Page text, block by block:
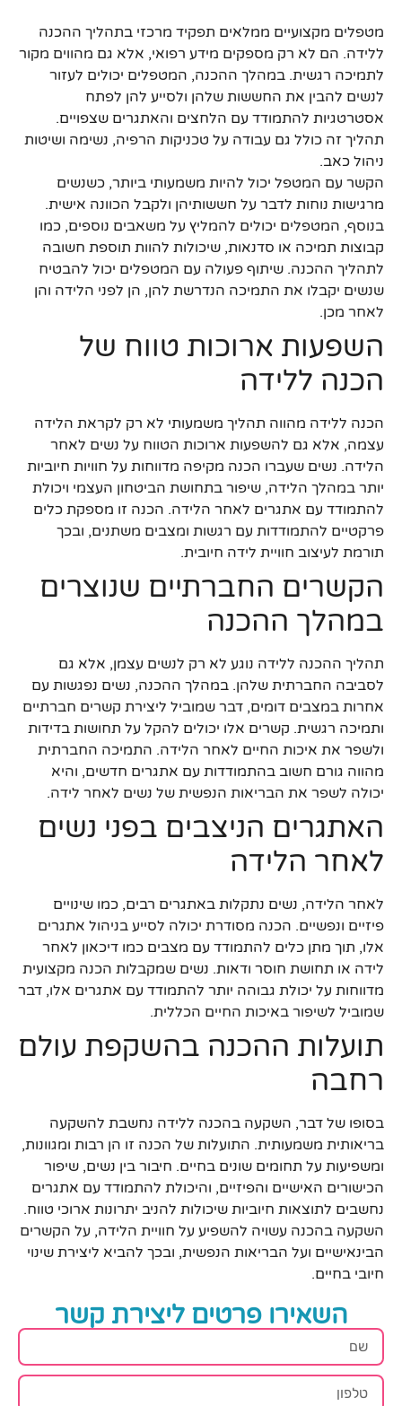
מטפלים מקצועיים ממלאים תפקיד מרכזי בתהליך ההכנה
ללידה. הם לא רק מספקים מידע רפואי, אלא גם מהווים מקור
לתמיכה רגשית. במהלך ההכנה, המטפלים יכולים לעזור
לנשים להבין את החששות שלהן ולסייע להן לפתח
אסטרטגיות להתמודד עם הלחצים והאתגרים שצפויים.
תהליך זה כולל גם עבודה על טכניקות הרפיה, נשימה ושיטות
ניהול כאב.
הקשר עם המטפל יכול להיות משמעותי ביותר, כשנשים
מרגישות נוחות לדבר על חששותיהן ולקבל הכוונה אישית.
בנוסף, המטפלים יכולים להמליץ על משאבים נוספים, כמו
קבוצות תמיכה או סדנאות, שיכולות להוות תוספת חשובה
לתהליך ההכנה. שיתוף פעולה עם המטפלים יכול להבטיח
שנשים יקבלו את התמיכה הנדרשת להן, הן לפני הלידה והן
לאחר מכן.
השפעות ארוכות טווח של
הכנה ללידה
הכנה ללידה מהווה תהליך משמעותי לא רק לקראת הלידה
עצמה, אלא גם להשפעות ארוכות הטווח על נשים לאחר
הלידה. נשים שעברו הכנה מקיפה מדווחות על חוויות חיוביות
יותר במהלך הלידה, שיפור בתחושת הביטחון העצמי ויכולת
להתמודד עם אתגרים לאחר הלידה. הכנה זו מספקת כלים
פרקטיים להתמודדות עם רגשות ומצבים משתנים, ובכך
תורמת לעיצוב חוויית לידה חיובית.
הקשרים החברתיים שנוצרים
במהלך ההכנה
תהליך ההכנה ללידה נוגע לא רק לנשים עצמן, אלא גם
לסביבה החברתית שלהן. במהלך ההכנה, נשים נפגשות עם
אחרות במצבים דומים, דבר שמוביל ליצירת קשרים חברתיים
ותמיכה רגשית. קשרים אלו יכולים להקל על תחושות בדידות
ולשפר את איכות החיים לאחר הלידה. התמיכה החברתית
מהווה גורם חשוב בהתמודדות עם אתגרים חדשים, והיא
יכולה לשפר את הבריאות הנפשית של נשים לאחר לידה.
האתגרים הניצבים בפני נשים
לאחר הלידה
לאחר הלידה, נשים נתקלות באתגרים רבים, כמו שינויים
פיזיים ונפשיים. הכנה מסודרת יכולה לסייע בניהול אתגרים
אלו, תוך מתן כלים להתמודד עם מצבים כמו דיכאון לאחר
לידה או תחושת חוסר ודאות. נשים שמקבלות הכנה מקצועית
מדווחות על יכולת גבוהה יותר להתמודד עם אתגרים אלו, דבר
שמוביל לשיפור באיכות החיים הכללית.
תועלות ההכנה בהשקפת עולם
רחבה
בסופו של דבר, השקעה בהכנה ללידה נחשבת להשקעה
בריאותית משמעותית. התועלות של הכנה זו הן רבות ומגוונות,
ומשפיעות על תחומים שונים בחיים. חיבור בין נשים, שיפור
הכישורים האישיים והפיזיים, והיכולת להתמודד עם אתגרים
נחשבים לתוצאות חיוביות שיכולות להניב יתרונות ארוכי טווח.
השקעה בהכנה עשויה להשפיע על חוויית הלידה, על הקשרים
הבינאישיים ועל הבריאות הנפשית, ובכך להביא ליצירת שינוי
חיובי בחיים.
השאירו פרטים ליצירת קשר